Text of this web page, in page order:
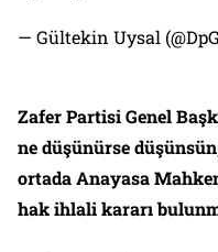
— Gültekin Uysal
Zafer Partisi Genel
ne düşünürse
ortada Anayasa
hak ihlali kararı